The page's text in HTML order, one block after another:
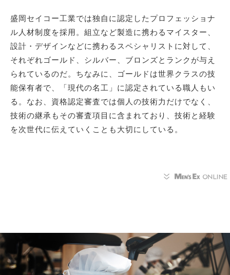
盛岡セイコー工業では独自に認定したプロフェッショナ
ル人材制度を採用。組立など製造に携わるマイスター、
設計・デザインなどに携わるスペシャリストに対して、
それぞれゴールド、シルバー、ブロンズとランクが与え
られているのだ。ちなみに、ゴールドは世界クラスの技
能保有者で、「現代の名工」に認定されている職人もい
る。なお、資格認定審査では個人の技術力だけでなく、
技術の継承もその審査項目に含まれており、技術と経験
を次世代に伝えていくことも大切にしている。